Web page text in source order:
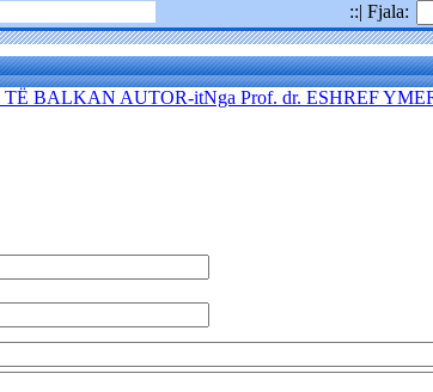
::| Fjala:
BALKAN AUTOR-itNga Prof. dr. ESHREF